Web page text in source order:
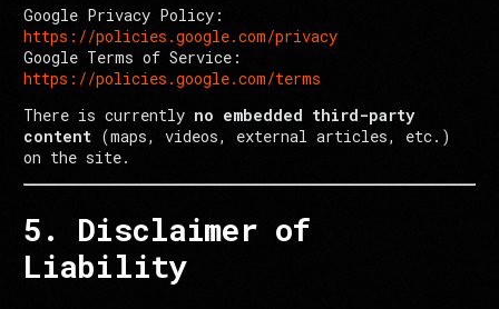
Google Privacy Policy:
https://policies.google.com/privacy
Google Terms of Service:
https://policies.google.com/terms
There is currently no embedded third-party
content(maps, videos, external articles, etc.)
on the site.
5. Disclaimer of
Liability